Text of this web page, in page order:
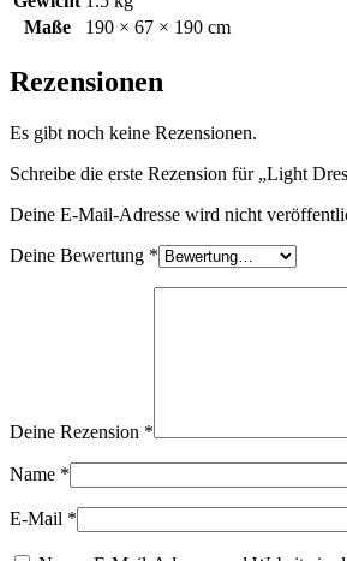
Maße
190 × 67 × 190 cm
Rezensionen
Es gibt noch keine Rezensionen.
Schreibe die erste Rezension für „Light
Deine E-Mail-Adresse wird nicht
Deine Bewertung *
Deine Rezension *
Name *
E-Mail *